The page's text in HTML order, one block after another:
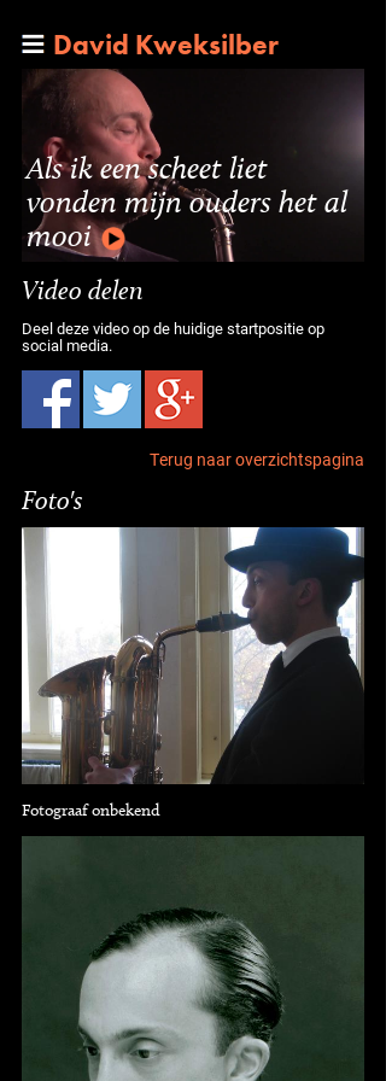
David Kweksilber
Als ik een scheet liet
vonden mijn ouders het al
mooi
Video delen
Deel deze video op de huidige startpositie op
social media.
Terug naar overzichtspagina
Foto's
Fotograaf onbekend